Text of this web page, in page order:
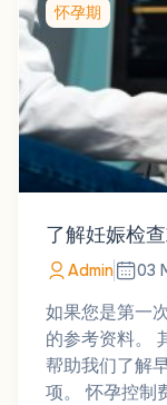
怀孕期
了解妊娠检
Admin 03
如果您是第一
的参考资料。
帮助我们了解
项。 怀孕控制